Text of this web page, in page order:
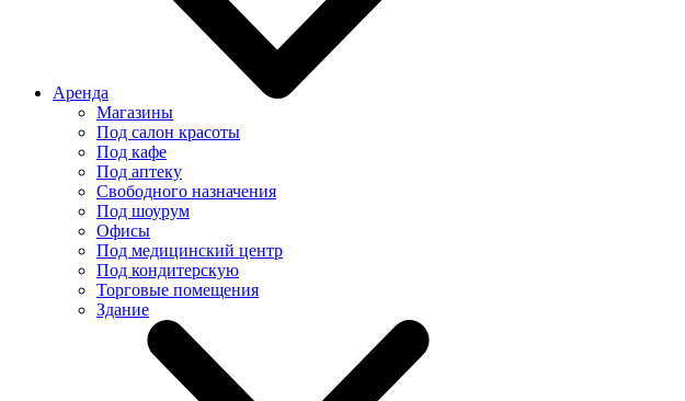
Аренда
Магазины
Под салон красоты
Под кафе
Под аптеку
Свободного назначения
Под шоурум
Офисы
Под медицинский центр
Под кондитерскую
Торговые помещения
Здание